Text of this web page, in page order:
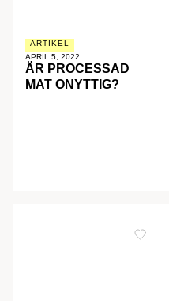
ARTIKEL
APRIL 5, 2022
ÄR PROCESSAD
MAT ONYTTIG?